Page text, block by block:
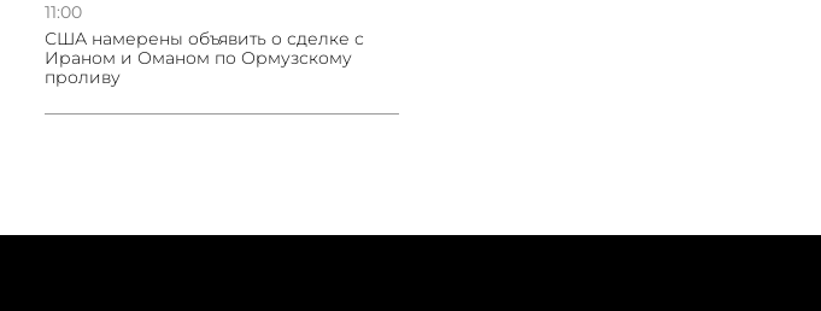
11:00
США намерены объявить о сделке с
Ираном и Оманом по Ормузскому
проливу